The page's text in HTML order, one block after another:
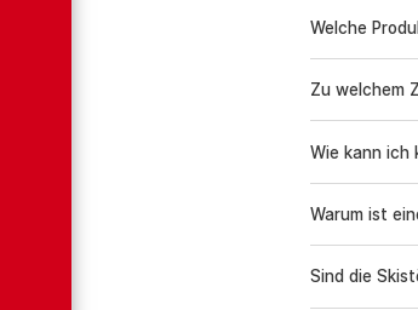
Welche
Zu welchem
Wie kann ich
Warum ist
Sind die